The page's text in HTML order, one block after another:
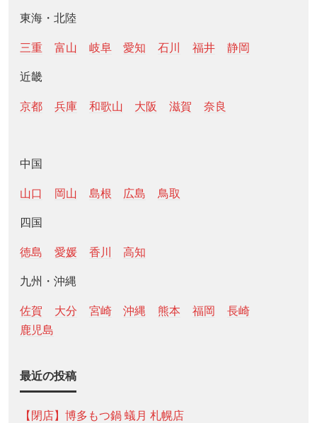
東海・北陸
三重 富山 岐阜 愛知 石川 福井 静岡
近畿
京都 兵庫 和歌山 大阪 滋賀 奈良
中国
山口 岡山 島根 広島 鳥取
四国
徳島 愛媛 香川 高知
九州・沖縄
佐賀 大分 宮崎 沖縄 熊本 福岡
長崎
鹿児島
最近の投稿
【閉店】博多もつ鍋 蟻月 札幌店